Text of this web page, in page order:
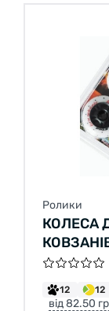
Ролики
КОЛЕСА
76X24
12 12
від 82.50